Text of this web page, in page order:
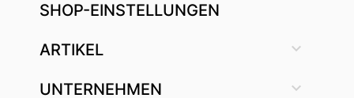
SHOP-EINSTELLUNGEN
ARTIKEL 
UNTERNEHMEN 